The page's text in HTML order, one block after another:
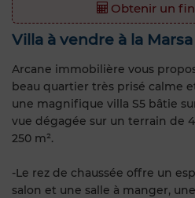
Obtenir un
Villa à vendre à la
Arcane immobilière vous
beau quartier très prisé calme
une magnifique villa S5 bâtie
vue dégagée sur un terrain de
250 m².
-Le rez de chaussée offre un
salon et une salle à manger,